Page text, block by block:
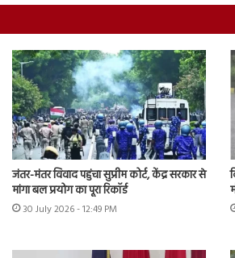
जंतर-मंतर विवाद पहुंचा सुप्रीम कोर्ट, केंद्र सरकार से
मांगा बल प्रयोग का पूरा रिकॉर्ड
30 July 2026 - 12:49 PM